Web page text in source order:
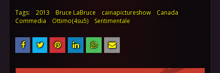
Tags: 2013 Bruce LaBruce cainapictureshow
Canada
Commedia
Ottimo(4su5) Sentimentale